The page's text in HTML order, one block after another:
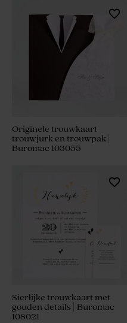
Originele trouwkaart
trouwjurk en trouwpak |
Buromac 103055
Sierlijke trouwkaart met
gouden details | Buromac
108021